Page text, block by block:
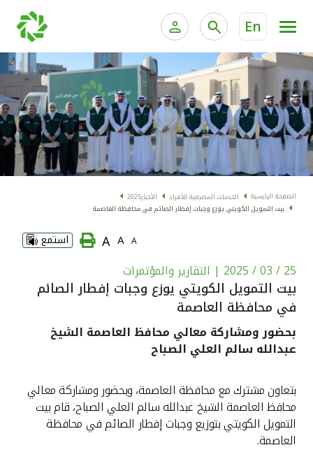
En
الخدمات المصرفية الإلكترونية للأفراد
الخدمات المصرفية الإلكترونية للشركات
خدمة "بيتك" للتداول الإلكتروني
الخدمات المصرفية للأفراد الخدمات المالية الخاصة
الحسابات المصرفية
البطاقات
"برامج العملاء"
الاستثمار
القنوات المصرفية
خدمات ما بعد البيع
الصفحة الرئيسية الخدمات المصرفية للأفراد الأخبار2025
بيت التمويل الكويتي يوزع وجبات إفطار الصائم في محافظة العاصمة
A
A
A استمع
25 / 03 / 2025 | التقارير والمؤتمرات
بيت التمويل الكويتي يوزع وجبات إفطار الصائم
في محافظة العاصمة
بحضور ومشاركة معالي محافظ العاصمة الشيخ
عبدالله سالم العلي الصباح
بتعاون مشترك مع محافظة العاصمة، وبحضور ومشاركة معالي
محافظ العاصمة الشيخ عبدالله سالم العلي الصباح، قام بيت
التمويل الكويتي بتوزيع وجبات إفطار الصائم في محافظة
العاصمة.